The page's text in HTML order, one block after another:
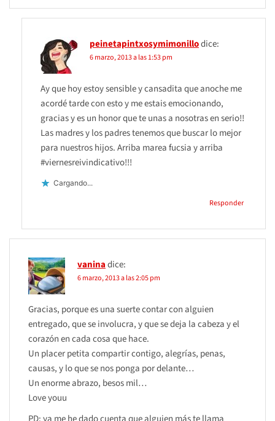
peinetapintxosymimonillodice:
6 marzo, 2013 a las 1:53 pm
Ay que hoy estoy sensible y cansadita que anoche me
acordé tarde con esto y me estais emocionando,
gracias y es un honor que te unas a nosotras en serio!!
Las madres y los padres tenemos que buscar lo mejor
para nuestros hijos. Arriba marea fucsia y arriba
#viernesreivindicativo!!!
Cargando...
Responder
vaninadice:
6 marzo, 2013 a las 2:05 pm
Gracias, porque es una suerte contar con alguien
entregado, que se involucra, y que se deja la cabeza y el
corazón en cada cosa que hace.
Un placer petita compartir contigo, alegrías, penas,
causas, y lo que se nos ponga por delante…
Un enorme abrazo, besos mil…
Love youu